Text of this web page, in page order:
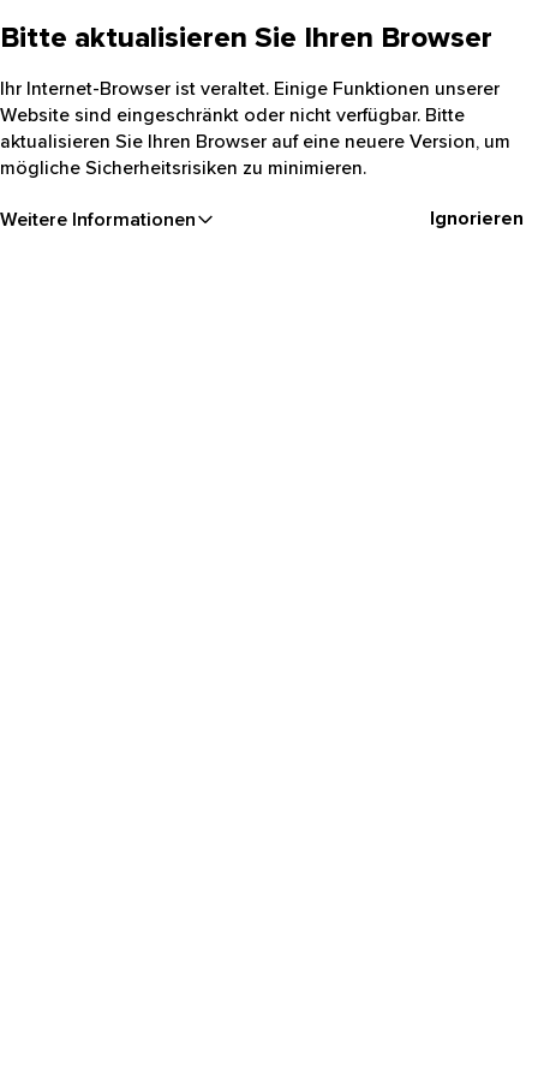
Bitte aktualisieren Sie Ihren Browser
Ihr Internet-Browser ist veraltet. Einige Funktionen unserer
Website sind eingeschränkt oder nicht verfügbar. Bitte
aktualisieren Sie Ihren Browser auf eine neuere Version, um
mögliche Sicherheitsrisiken zu minimieren.
Weitere Informationen Ignorieren